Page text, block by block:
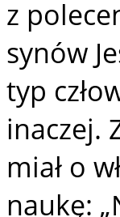
z
synów
typ
inaczej.
miał o
naukę: